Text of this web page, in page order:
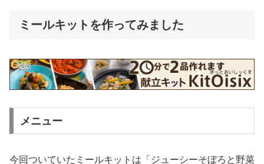
ミールキットを作ってみました
メニュー
今回ついていたミールキットは「ジューシーそぼろと野菜